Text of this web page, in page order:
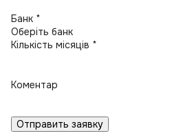
Банк *
Кількість місяців *
Коментар
Отправить заявку